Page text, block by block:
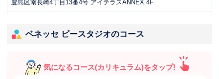
豊島区南長崎4丁目13番4号 アイテラスANNEX 4F
ベネッセ ビースタジオのコース
気になるコース(カリキュラム)をタップ!